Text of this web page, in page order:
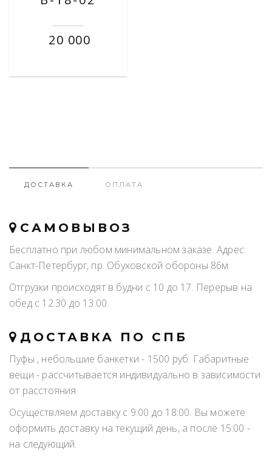
20 000
ДОСТАВКА ОПЛАТА
САМОВЫВОЗ
Бесплатно при любом минимальном заказе. Адрес:
Санкт-Петербург, пр. Обуховской обороны 86м
Отгрузки происходят в будни с 10 до 17. Перерыв на
обед с 12.30 до 13.00.
ДОСТАВКА ПО СПБ
Пуфы , небольшие банкетки - 1500 руб. Габаритные
вещи - рассчитывается индивидуально в зависимости
от расстояния
Осуществляем доставку с 9:00 до 18:00. Вы можете
оформить доставку на текущий день, а после 15:00 -
на следующий.